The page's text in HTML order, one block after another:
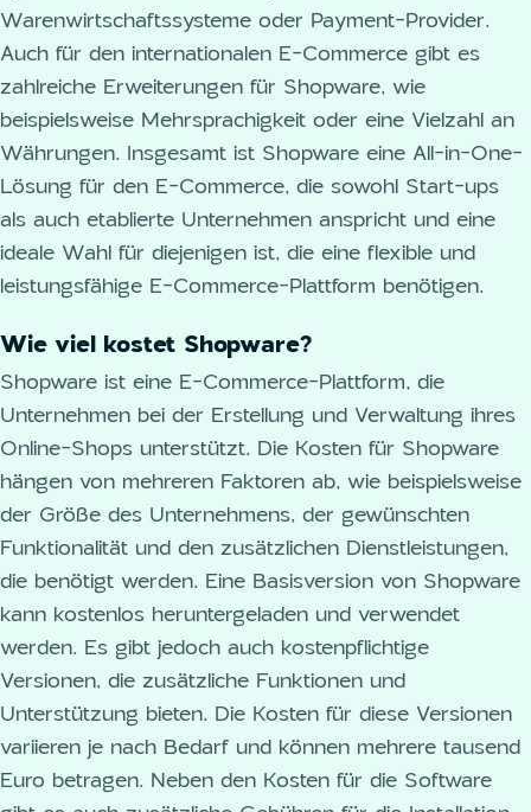
Warenwirtschaftssysteme oder Payment-Provider.
Auch für den internationalen E-Commerce gibt es
zahlreiche Erweiterungen für Shopware, wie
beispielsweise Mehrsprachigkeit oder eine Vielzahl an
Währungen. Insgesamt ist Shopware eine All-in-One-
Lösung für den E-Commerce, die sowohl Start-ups
als auch etablierte Unternehmen anspricht und eine
ideale Wahl für diejenigen ist, die eine flexible und
leistungsfähige E-Commerce-Plattform benötigen.
Wie viel kostet Shopware?
Shopware ist eine E-Commerce-Plattform, die
Unternehmen bei der Erstellung und Verwaltung ihres
Online-Shops unterstützt. Die Kosten für Shopware
hängen von mehreren Faktoren ab, wie beispielsweise
der Größe des Unternehmens, der gewünschten
Funktionalität und den zusätzlichen Dienstleistungen,
die benötigt werden. Eine Basisversion von Shopware
kann kostenlos heruntergeladen und verwendet
werden. Es gibt jedoch auch kostenpflichtige
Versionen, die zusätzliche Funktionen und
Unterstützung bieten. Die Kosten für diese Versionen
variieren je nach Bedarf und können mehrere tausend
Euro betragen. Neben den Kosten für die Software